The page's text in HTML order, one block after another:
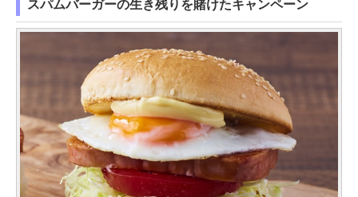
スパムバーガーの生き残りを賭けたキャンペーン